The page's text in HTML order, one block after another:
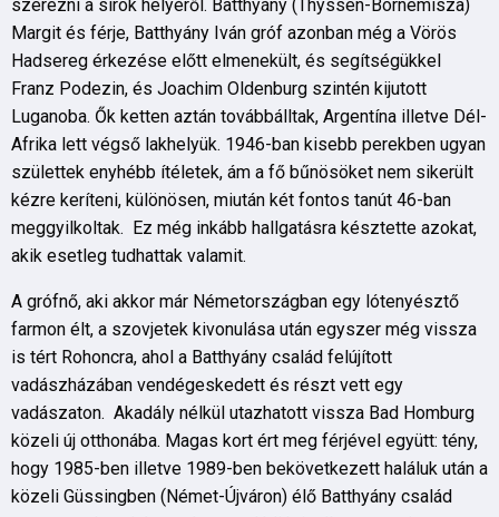
szerezni a sírok helyéről. Batthyány (Thyssen-Bornemisza)
Margit és férje, Batthyány Iván gróf azonban még a Vörös
Hadsereg érkezése előtt elmenekült, és segítségükkel
Franz Podezin, és Joachim Oldenburg szintén kijutott
Luganoba. Ők ketten aztán továbbálltak, Argentína illetve Dél-
Afrika lett végső lakhelyük. 1946-ban kisebb perekben ugyan
születtek enyhébb ítéletek, ám a fő bűnösöket nem sikerült
kézre keríteni, különösen, miután két fontos tanút 46-ban
meggyilkoltak. Ez még inkább hallgatásra késztette azokat,
akik esetleg tudhattak valamit.
A grófnő, aki akkor már Németországban egy lótenyésztő
farmon élt, a szovjetek kivonulása után egyszer még vissza
is tért Rohoncra, ahol a Batthyány család felújított
vadászházában vendégeskedett és részt vett egy
vadászaton. Akadály nélkül utazhatott vissza Bad Homburg
közeli új otthonába. Magas kort ért meg férjével együtt: tény,
hogy 1985-ben illetve 1989-ben bekövetkezett haláluk után a
közeli Güssingben (Német-Újváron) élő Batthyány család